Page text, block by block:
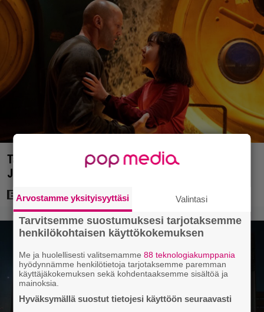
Tänään tv:ssä: Vuoden 2023 megaelokuva luottaa
Jason Stathamin karismaan
Arvostamme yksityisyyttäsi Valintasi
Tarvitsemme suostumuksesi tarjotaksemme
henkilökohtaisen käyttökokemuksen
Me ja huolellisesti valitsemamme88 teknologiakumppania
hyödynnämme henkilötietoja tarjotaksemme paremman
käyttäjäkokemuksen sekä kohdentaaksemme sisältöä ja
mainoksia.
Hyväksymällä suostut tietojesi käyttöön seuraavasti